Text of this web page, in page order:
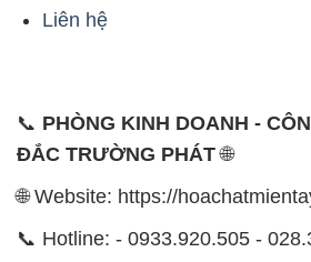
ĐẮC TRƯỜNG PHÁT
- 028.3756.1835 -
0902.765.866